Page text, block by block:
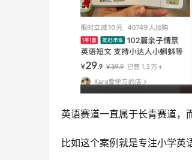
英语赛道一直属于长青赛道，
比如这个案例就是专注小学英